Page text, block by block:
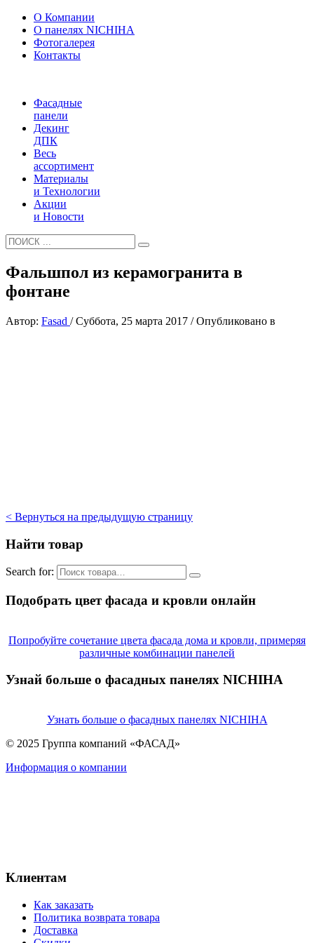
О Компании
О панелях NICHIHA
Фотогалерея
Контакты
Фасадные
панели
Декинг
ДПК
Весь
ассортимент
Материалы
и Технологии
Акции
и Новости
Фальшпол из керамогранита в
фонтане
Автор: Fasad /Суббота, 25 марта 2017 /Опубликовано в
< Вернуться на предыдущую страницу
Найти товар
Search for:
Подобрать цвет фасада и кровли онлайн
Попробуйте сочетание цвета фасада дома и кровли, примеряя
различные комбинации панелей
Узнай больше о фасадных панелях NICHIHA
Узнать больше о фасадных панелях NICHIHA
© 2025 Группа компаний «ФАСАД»
Информация о компании
Клиентам
Как заказать
Политика возврата товара
Доставка